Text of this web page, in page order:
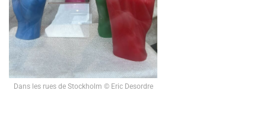
Dans les rues de Stockholm © Eric Desordre